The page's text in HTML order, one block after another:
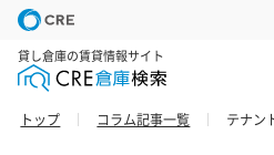
貸し倉庫の賃貸情報サイト
トップ コラム記事一覧